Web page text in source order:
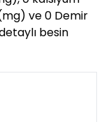
ve 0 Demir
besin